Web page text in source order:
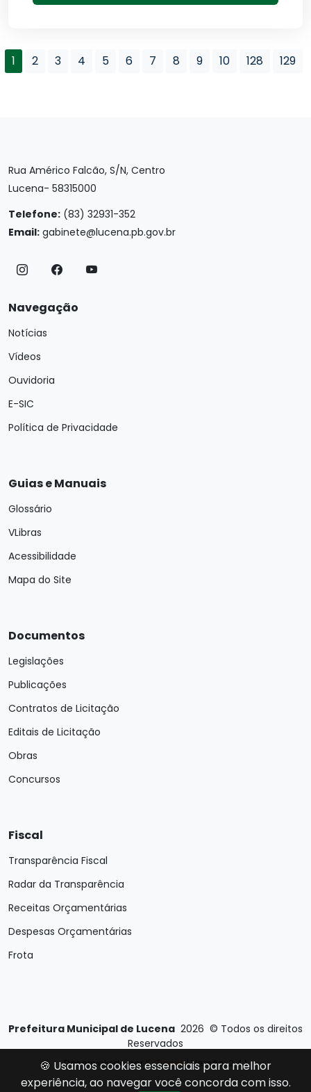
1 2 3 4 5 6 7 8 9 10 128 129
Rua Américo Falcão, S/N, Centro
Lucena- 58315000
Telefone: (83) 32931-352
Email: gabinete@lucena.pb.gov.br
Navegação
Notícias
Vídeos
Ouvidoria
E-SIC
Política de Privacidade
Guias e Manuais
Glossário
VLibras
Acessibilidade
Mapa do Site
Documentos
Legislações
Publicações
Contratos de Licitação
Editais de Licitação
Obras
Concursos
Fiscal
Transparência Fiscal
Radar da Transparência
Receitas Orçamentárias
Despesas Orçamentárias
Frota
Prefeitura Municipal de Lucena 2026 © Todos os direitos
Reservados
Desenvolvido porE-Ticons| Versão: 2.4.1
🍪 Usamos cookies essenciais para melhor
experiência, ao navegar você concorda com isso.